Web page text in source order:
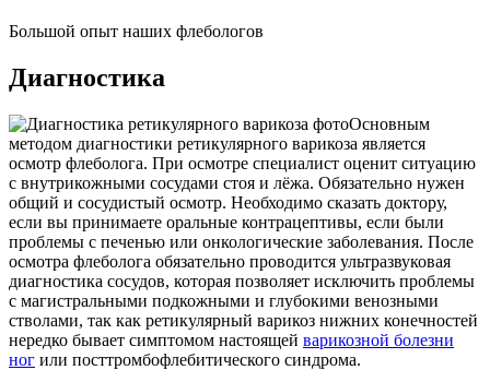
Большой опыт наших флебологов
Диагностика
Основным
методом диагностики ретикулярного варикоза является
осмотр флеболога. При осмотре специалист оценит ситуацию
с внутрикожными сосудами стоя и лёжа. Обязательно нужен
общий и сосудистый осмотр. Необходимо сказать доктору,
если вы принимаете оральные контрацептивы, если были
проблемы с печенью или онкологические заболевания. После
осмотра флеболога обязательно проводится ультразвуковая
диагностика сосудов, которая позволяет исключить проблемы
с магистральными подкожными и глубокими венозными
стволами, так как ретикулярный варикоз нижних конечностей
нередко бывает симптомом настоящей варикозной болезни
ног или посттромбофлебитического синдрома.